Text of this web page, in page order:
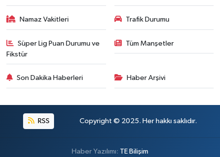
Namaz Vakitleri Trafik Durumu
Süper Lig Puan Durumu ve
Fikstür
Tüm Manşetler
Son Dakika Haberleri Haber Arşivi
RSS Copyright © 2025. Her hakkı saklıdır.
Haber Yazılımı: TE Bilişim